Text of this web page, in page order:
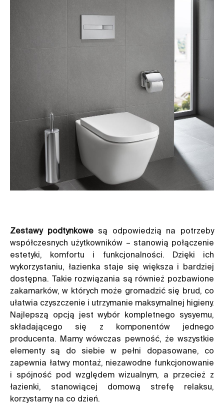
Zestawy podtynkowesą odpowiedzią na potrzeby
współczesnych użytkowników – stanowią połączenie
estetyki, komfortu i funkcjonalności. Dzięki ich
wykorzystaniu, łazienka staje się większa i bardziej
dostępna. Takie rozwiązania są również pozbawione
zakamarków, w których może gromadzić się brud, co
ułatwia czyszczenie i utrzymanie maksymalnej higieny.
Najlepszą opcją jest wybór kompletnego sysyemu,
składającego się z komponentów jednego
producenta. Mamy wówczas pewność, że wszystkie
elementy są do siebie w pełni dopasowane, co
zapewnia łatwy montaż, niezawodne funkcjonowanie
i spójność pod względem wizualnym, a przecież z
łazienki, stanowiącej domową strefę relaksu,
korzystamy na co dzień.